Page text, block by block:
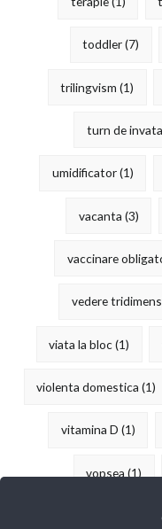
toddler(7)
trilingvism (1)
turn de
umidificator(1)
vacanta (3)
vaccinare
vedere
viata la bloc(1)
violenta domestica (1)
vitamina D (1)
vopsea (1)